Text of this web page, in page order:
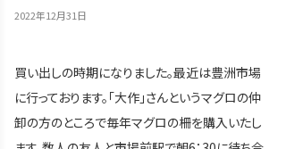
2022年12月31日
買い出しの時期になりました。最近は豊洲市場
に行っております。「大作」さんというマグロの仲
卸の方のところで毎年マグロの柵を購入いたし